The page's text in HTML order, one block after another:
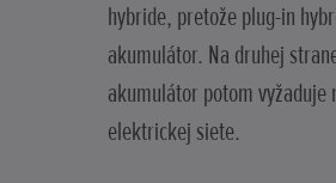
hybride, pretože plug-in
akumulátor. Na druhej
akumulátor potom vyžaduje
elektrickej siete.